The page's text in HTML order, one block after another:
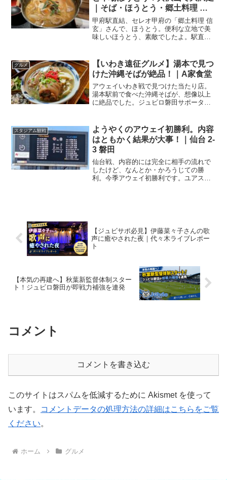
｜そば・ほうとう・郷土料理 信
玄
甲府駅直結、セレオ甲府の「郷土料理 信
玄」さんで、ほうとう。便利な立地で美
味しいほうとう、素敵でしたよ。駅直結
半ごろ。スタジアムへ向かう前に、まず
は腹ごしらえです。あ...
グルメ
【いわき遠征グルメ】湯本で見つ
けた沖縄そばが絶品！｜A家食堂
アウェイいわき戦で見つけた当たり店。
湯本駅前で食べた沖縄そばが、想像以上
に絶品でした。ジュビロ磐田サポーター
ーグ、EAST-Bグループに入ったジュビロ
磐田。いわきFC...
スタジアム観戦
ようやくのアウェイ初勝利。内容
はともかく結果が大事！｜仙台 2-
3 磐田
仙台戦、内容的には完全に相手の流れで
したけど、なんとか・かろうじての勝
利。今季アウェイ初勝利です。ユアスタ
【ジュビサポ必見】伊藤菜々子さんの歌
声に癒やされた夜｜代々木ライブレポー
ト
【本気の再建へ】秋葉新監督体制スター
ト！ジュビロ磐田が即戦力補強を連発
コメント
コメントを書き込む
このサイトはスパムを低減するために Akismet を使って
います。
コメントデータの処理方法の詳細はこちらをご覧
ください。
ホーム グルメ